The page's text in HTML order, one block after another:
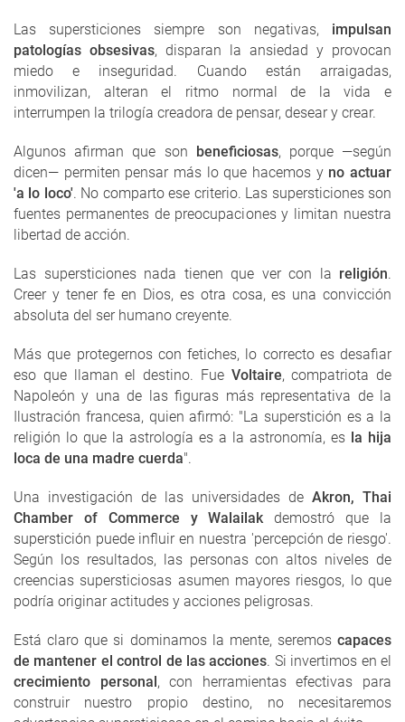
Las supersticiones siempre son negativas, impulsan
patologías obsesivas, disparan la ansiedad y provocan
miedo e inseguridad. Cuando están arraigadas,
inmovilizan, alteran el ritmo normal de la vida e
interrumpen la trilogía creadora de pensar, desear y crear.
Algunos afirman que son beneficiosas, porque —según
dicen— permiten pensar más lo que hacemos yno actuar
'a lo loco'. No comparto ese criterio. Las supersticiones son
fuentes permanentes de preocupaciones y limitan nuestra
libertad de acción.
Las supersticiones nada tienen que ver con la religión.
Creer y tener fe en Dios, es otra cosa, es una convicción
absoluta del ser humano creyente.
Más que protegernos con fetiches, lo correcto es desafiar
eso que llaman el destino. Fue Voltaire, compatriota de
Napoleón y una de las figuras más representativa de la
Ilustración francesa, quien afirmó: "La superstición es a la
religión lo que la astrología es a la astronomía, es la hija
loca de una madre cuerda".
Una investigación de las universidades de Akron, Thai
Chamber of Commerce y Walailak demostró que la
superstición puede influir en nuestra 'percepción de riesgo'.
Según los resultados, las personas con altos niveles de
creencias supersticiosas asumen mayores riesgos, lo que
podría originar actitudes y acciones peligrosas.
Está claro que si dominamos la mente, seremos capaces
de mantener el control de las acciones. Si invertimos en el
crecimiento personal, con herramientas efectivas para
construir nuestro propio destino, no necesitaremos